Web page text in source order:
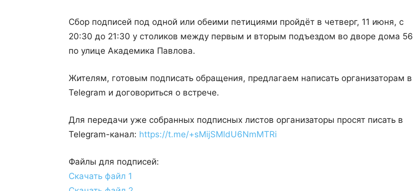
Сбор подписей под одной или обеими петициями пройдёт в четверг, 11 июня, с
20:30 до 21:30 у столиков между первым и вторым подъездом во дворе дома 56
по улице Академика Павлова.
Жителям, готовым подписать обращения, предлагаем написать организаторам в
Telegram и договориться о встрече.
Для передачи уже собранных подписных листов организаторы просят писать в
Telegram-канал: https://t.me/+sMijSMldU6NmMTRi
Файлы для подписей:
Скачать файл 1